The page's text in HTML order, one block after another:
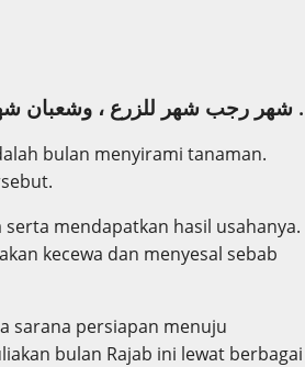
شهر رجب شهر للزرع ، وشعبان شهر السقي للزرع ، ورمضان شهر حصاد الزرع .
bulan menyirami tanaman.
mendapatkan hasil usahanya.
kecewa dan menyesal sebab
sarana persiapan menuju
bulan Rajab ini lewat berbagai